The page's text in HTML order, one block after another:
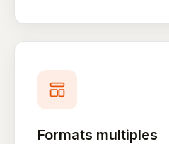
Formats multiples